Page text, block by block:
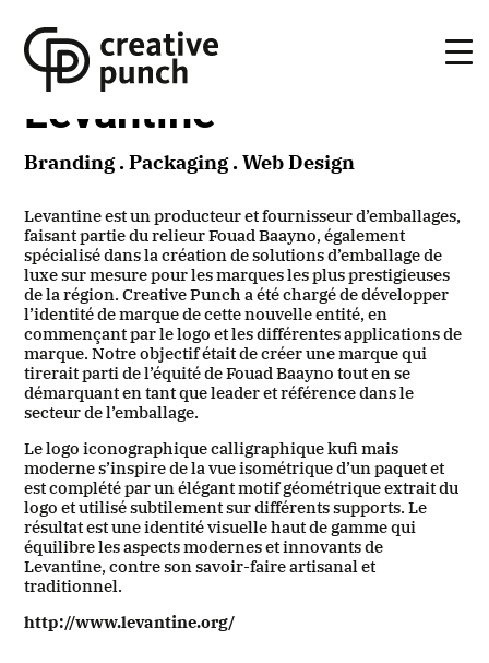
content
Levantine
Branding . Packaging . Web Design
Levantine est un producteur et fournisseur d’emballages,
faisant partie du relieur Fouad Baayno, également
spécialisé dans la création de solutions d’emballage de
luxe sur mesure pour les marques les plus prestigieuses
de la région. Creative Punch a été chargé de développer
l’identité de marque de cette nouvelle entité, en
commençant par le logo et les différentes applications de
marque. Notre objectif était de créer une marque qui
tirerait parti de l’équité de Fouad Baayno tout en se
démarquant en tant que leader et référence dans le
secteur de l’emballage.
Le logo iconographique calligraphique kufi mais
moderne s’inspire de la vue isométrique d’un paquet et
est complété par un élégant motif géométrique extrait du
logo et utilisé subtilement sur différents supports. Le
résultat est une identité visuelle haut de gamme qui
équilibre les aspects modernes et innovants de
Levantine, contre son savoir-faire artisanal et
traditionnel.
http://www.levantine.org/